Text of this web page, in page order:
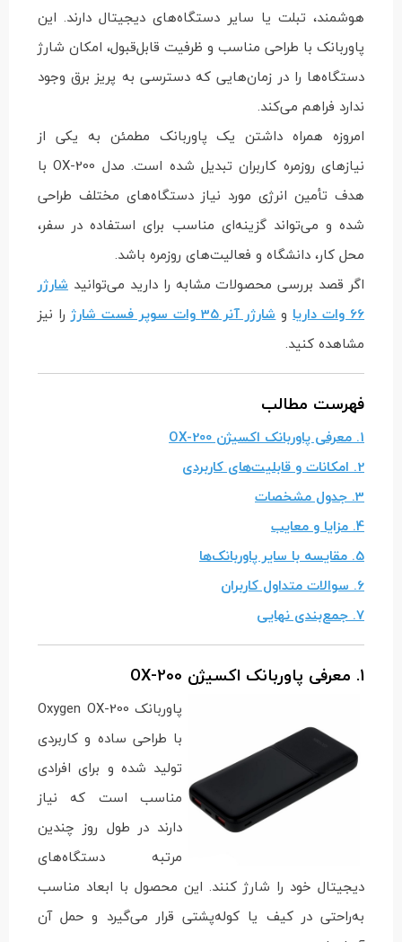
هوشمند، تبلت یا سایر دستگاه‌های دیجیتال دارند. این
پاوربانک با طراحی مناسب و ظرفیت قابل‌قبول، امکان شارژ
دستگاه‌ها را در زمان‌هایی که دسترسی به پریز برق وجود
ندارد فراهم می‌کند.
امروزه همراه داشتن یک پاوربانک مطمئن به یکی از
نیازهای روزمره کاربران تبدیل شده است. مدل OX-200 با
هدف تأمین انرژی مورد نیاز دستگاه‌های مختلف طراحی
شده و می‌تواند گزینه‌ای مناسب برای استفاده در سفر،
محل کار، دانشگاه و فعالیت‌های روزمره باشد.
اگر قصد بررسی محصولات مشابه را دارید می‌توانید شارژر
66 وات داریا
وشارژر آنر 35 وات سوپر فست شارژ
را نیز
مشاهده کنید.
فهرست مطالب
1. معرفی پاوربانک اکسیژن OX-200
2. امکانات و قابلیت‌های کاربردی
3. جدول مشخصات
4. مزایا و معایب
5. مقایسه با سایر پاوربانک‌ها
6. سوالات متداول کاربران
7. جمع‌بندی نهایی
1. معرفی پاوربانک اکسیژن OX-200
پاوربانک Oxygen OX-200
با طراحی ساده و کاربردی
تولید شده و برای افرادی
مناسب است که نیاز
دارند در طول روز چندین
مرتبه دستگاه‌های
دیجیتال خود را شارژ کنند. این محصول با ابعاد مناسب
به‌راحتی در کیف یا کوله‌پشتی قرار می‌گیرد و حمل آن